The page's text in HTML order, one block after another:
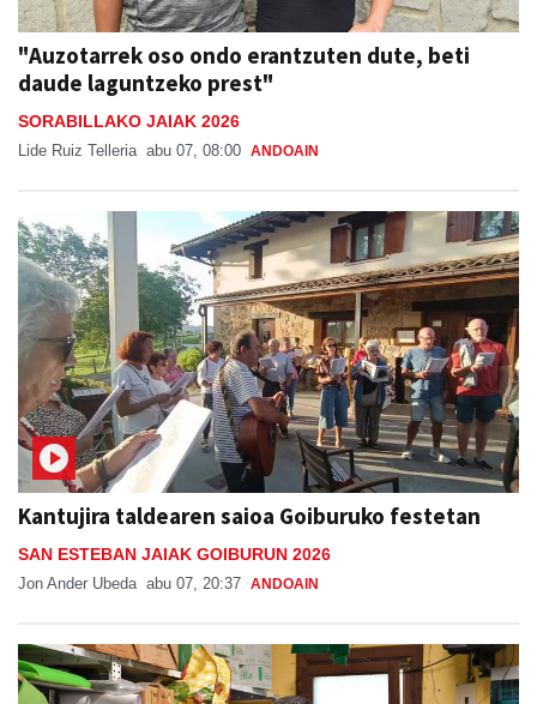
"Auzotarrek oso ondo erantzuten dute, beti
daude laguntzeko prest"
SORABILLAKO JAIAK 2026
Lide Ruiz Telleria abu 07, 08:00 ANDOAIN
Kantujira taldearen saioa Goiburuko festetan
SAN ESTEBAN JAIAK GOIBURUN 2026
Jon Ander Ubeda abu 07, 20:37 ANDOAIN